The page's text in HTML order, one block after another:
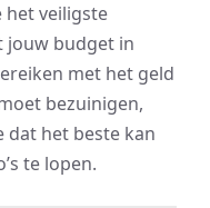
het veiligste
jouw budget in
met het geld
bezuinigen,
dat het beste kan
te lopen.